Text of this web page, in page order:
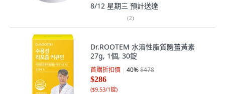
8/12 星期三 預計送達
(2)
Dr.ROOTEM 水溶性脂質體薑黃素
27g, 1個, 30錠
首購折扣價 40%$478
$286
($9.53/1錠)